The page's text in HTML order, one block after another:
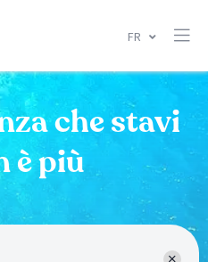
FR
che stavi
è più